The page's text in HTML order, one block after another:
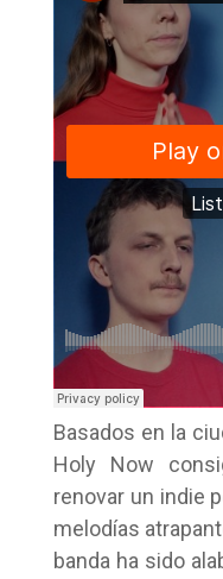
Basados en la
Holy Now
renovar un indie
melodías
banda ha sido